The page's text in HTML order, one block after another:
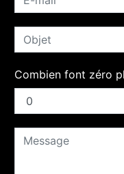
Combien font zéro